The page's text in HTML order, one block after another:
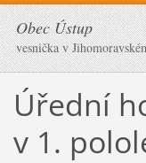
Obec Ústup
vesnička v
Úřední
v 1.